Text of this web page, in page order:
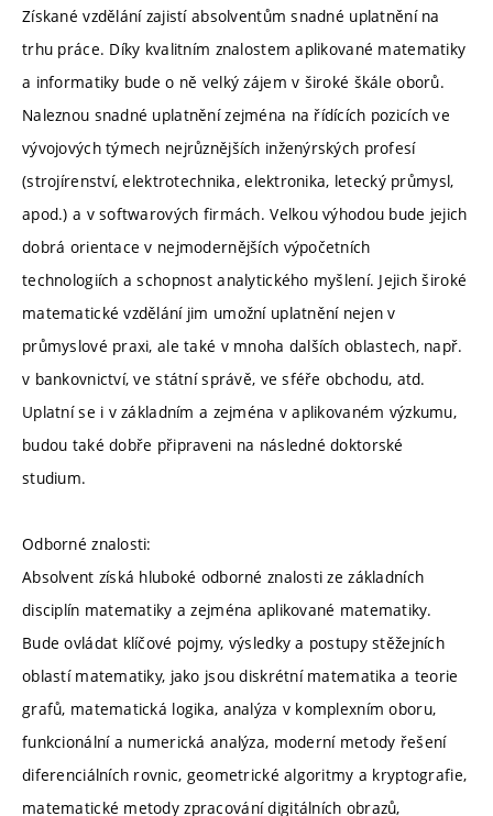
Získané vzdělání zajistí absolventům snadné uplatnění na
trhu práce. Díky kvalitním znalostem aplikované matematiky
a informatiky bude o ně velký zájem v široké škále oborů.
Naleznou snadné uplatnění zejména na řídících pozicích ve
vývojových týmech nejrůznějších inženýrských profesí
(strojírenství, elektrotechnika, elektronika, letecký průmysl,
apod.) a v softwarových firmách. Velkou výhodou bude jejich
dobrá orientace v nejmodernějších výpočetních
technologiích a schopnost analytického myšlení. Jejich široké
matematické vzdělání jim umožní uplatnění nejen v
průmyslové praxi, ale také v mnoha dalších oblastech, např.
v bankovnictví, ve státní správě, ve sféře obchodu, atd.
Uplatní se i v základním a zejména v aplikovaném výzkumu,
budou také dobře připraveni na následné doktorské
studium.
Odborné znalosti:
Absolvent získá hluboké odborné znalosti ze základních
disciplín matematiky a zejména aplikované matematiky.
Bude ovládat klíčové pojmy, výsledky a postupy stěžejních
oblastí matematiky, jako jsou diskrétní matematika a teorie
grafů, matematická logika, analýza v komplexním oboru,
funkcionální a numerická analýza, moderní metody řešení
diferenciálních rovnic, geometrické algoritmy a kryptografie,
matematické metody zpracování digitálních obrazů,